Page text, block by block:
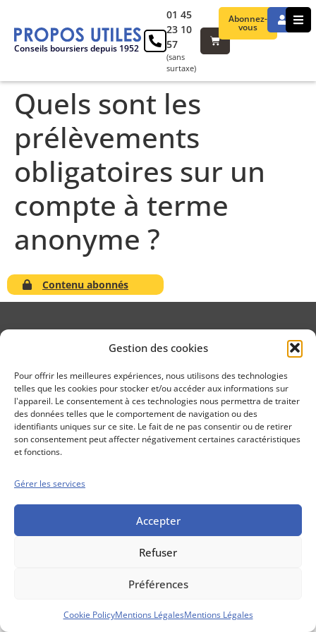
Gestion des cookies
Pour offrir les meilleures expériences, nous utilisons des technologies
telles que les cookies pour stocker et/ou accéder aux informations sur
l'appareil. Le consentement à ces technologies nous permettra de traiter
des données telles que le comportement de navigation ou des
identifiants uniques sur ce site. Le fait de ne pas consentir ou de retirer
son consentement peut affecter négativement certaines caractéristiques
et fonctions.
Gérer les services
Accepter
Refuser
Préférences
Cookie PolicyMentions LégalesMentions Légales
Conseils boursiers depuis 1952
Abonnez-
vous
01 45
23 10
57
(sans
surtaxe)
Quels sont les
prélèvements
obligatoires sur un
compte à terme
anonyme ?
Contenu abonnés
Conseils boursiers depuis 1952
Propos Utiles est
une publication
des Editions
Marigny
Mentions Légales
Politique cookie